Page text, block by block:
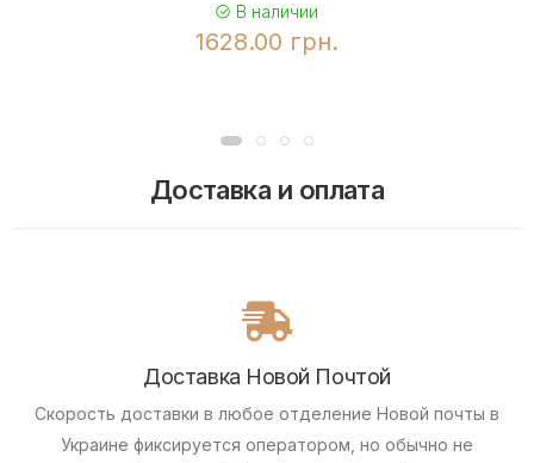
В наличии
1628.00 грн.
Доставка и оплата
Доставка Новой Почтой
Скорость доставки в любое отделение Новой почты в
Украине фиксируется оператором, но обычно не